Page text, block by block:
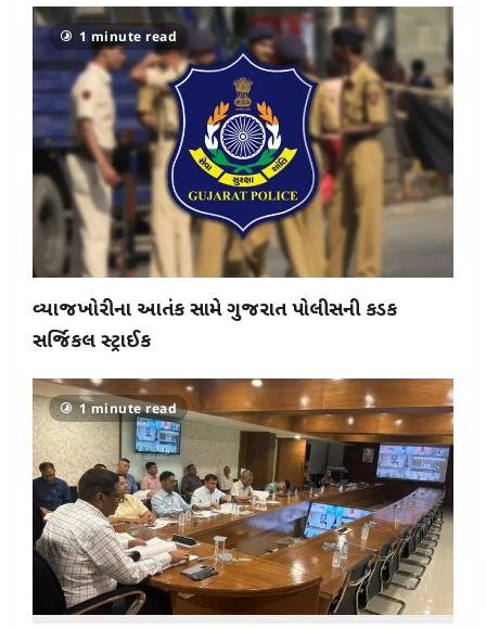
1 minute read
વ્યાજખોરીના આતંક સામે ગુજરાત પોલીસની કડક
સર્જિકલ સ્ટ્રાઈક
1 minute read